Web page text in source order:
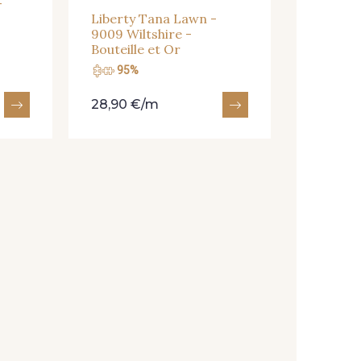
Liberty Tana Lawn -
9009 Wiltshire -
Bouteille et Or
95%
28,90 €/m